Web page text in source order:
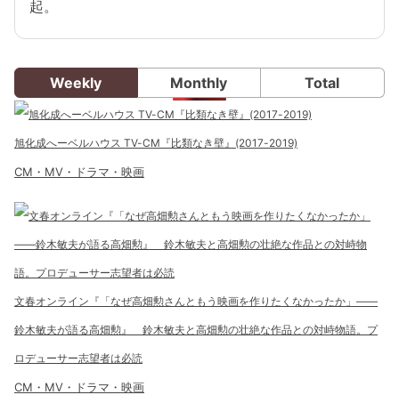
起。
Weekly Monthly Total
旭化成へーベルハウス TV-CM『比類なき壁』(2017-2019)
CM・MV・ドラマ・映画
文春オンライン『「なぜ高畑勲さんともう映画を作りたくなかったか」――
鈴木敏夫が語る高畑勲』 鈴木敏夫と高畑勲の壮絶な作品との対峙物語。プ
ロデューサー志望者は必読
CM・MV・ドラマ・映画